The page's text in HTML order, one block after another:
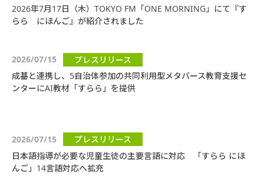
2026年7月17日（木）TOKYO FM「ONE MORNING」にて『す
らら にほんご』が紹介されました
2026/07/15
プレスリリース
成基と連携し、5自治体参加の共同利用型メタバース教育支援セ
ンターにAI教材「すらら」を提供
2026/07/15
プレスリリース
日本語指導が必要な児童生徒の主要言語に対応 「すらら にほ
んご」14言語対応へ拡充